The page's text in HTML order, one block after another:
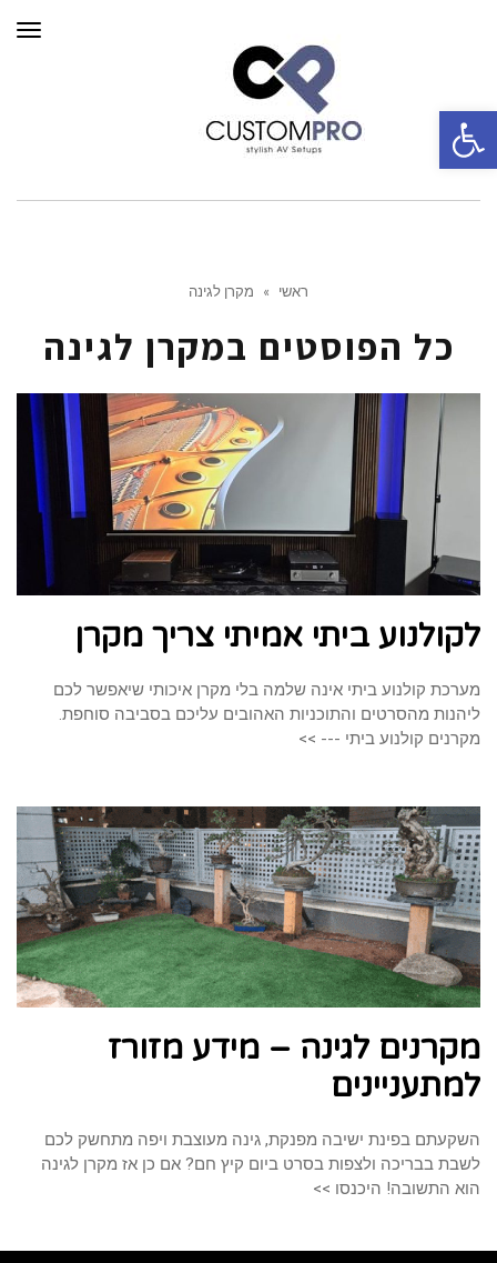
ראשי » מקרן לגינה
כל הפוסטים במקרן לגינה
לקולנוע ביתי אמיתי צריך מקרן
מערכת קולנוע ביתי אינה שלמה בלי מקרן איכותי שיאפשר לכם
ליהנות מהסרטים והתוכניות האהובים עליכם בסביבה סוחפת.
מקרנים קולנוע ביתי --- >>
מקרנים לגינה – מידע מזורז
למתעניינים
השקעתם בפינת ישיבה מפנקת, גינה מעוצבת ויפה מתחשק לכם
לשבת בבריכה ולצפות בסרט ביום קיץ חם? אם כן אז מקרן לגינה
הוא התשובה! היכנסו >>
פתח סרגל נגישות